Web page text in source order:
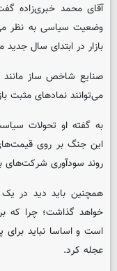
آقای محمد خبری‌زاده
وضعیت سیاسی به نظر
بازار در ابتدای سال
صنایع شاخص‌ ساز مانند
می‌توانند نمادهای مثبت
به گفته او تحولات
این جنگ بر روی
روند سودآوری شرکت‌های
همچنین باید دید در
خواهد گذاشت؛ چرا که بر
است و اساسا نباید برای
عجله کرد.